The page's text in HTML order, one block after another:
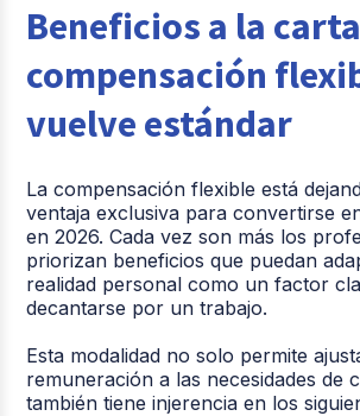
Beneficios a la
compensación
vuelve estándar
La compensación flexible está
ventaja exclusiva para convertirse
en 2026. Cada vez son más los
priorizan beneficios que puedan
realidad personal como un factor
decantarse por un trabajo.
Esta modalidad no solo permite
remuneración a las necesidades de
también tiene injerencia en los